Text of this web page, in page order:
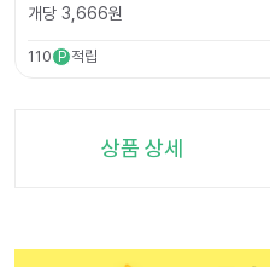
개당 3,666원
110 P 적립
상품 상세